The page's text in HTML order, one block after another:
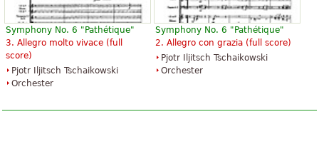
Symphony No. 6 "Pathétique"
3. Allegro molto vivace (full
score)
Pjotr Iljitsch Tschaikowski
Orchester
Symphony No. 6 "Pathétique"
2. Allegro con grazia (full score)
Pjotr Iljitsch Tschaikowski
Orchester